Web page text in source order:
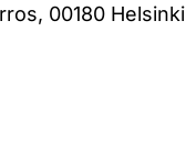
00180 Helsinki